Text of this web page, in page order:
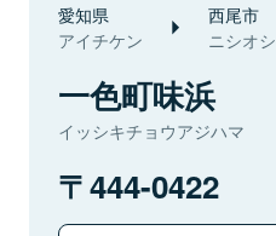
愛知県
アイチケン
西尾市
ニシオシ
一色町味浜
イッシキチョウアジハマ
444-0422